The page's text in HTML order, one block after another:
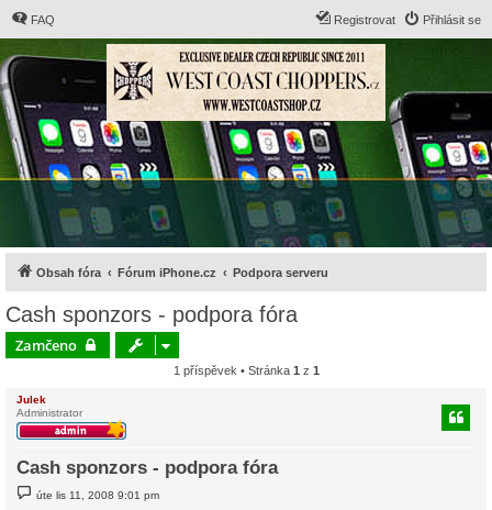
FAQ Přihlásit se
Registrovat
Obsah fóra Fórum iPhone.cz Podpora serveru
Cash sponzors - podpora fóra
Zamčeno
1 příspěvek • Stránka 1 z 1
Julek
Administrator
Cash sponzors - podpora fóra
P
úte lis 11, 2008 9:01 pm